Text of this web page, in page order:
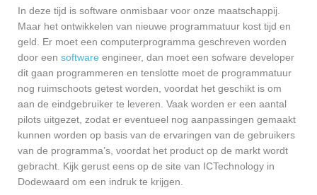
In deze tijd is software onmisbaar voor onze maatschappij.
Maar het ontwikkelen van nieuwe programmatuur kost tijd en
geld. Er moet een computerprogramma geschreven worden
door een software engineer, dan moet een sofware developer
dit gaan programmeren en tenslotte moet de programmatuur
nog ruimschoots getest worden, voordat het geschikt is om
aan de eindgebruiker te leveren. Vaak worden er een aantal
pilots uitgezet, zodat er eventueel nog aanpassingen gemaakt
kunnen worden op basis van de ervaringen van de gebruikers
van de programma’s, voordat het product op de markt wordt
gebracht. Kijk gerust eens op de site van ICTechnology in
Dodewaard om een indruk te krijgen.